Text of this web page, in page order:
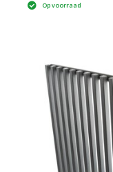
Op voorraad